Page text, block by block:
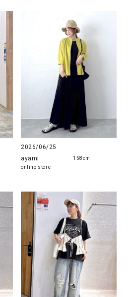
2026/06/25
ayami
online store
158cm